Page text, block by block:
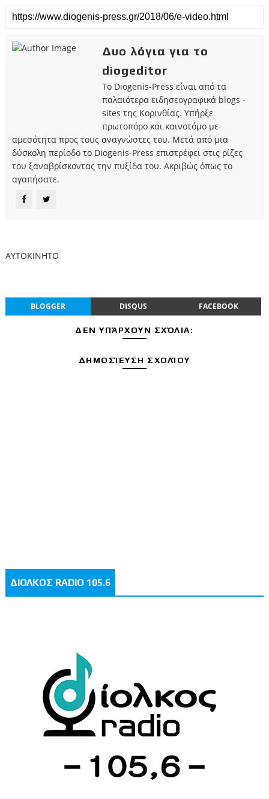
Δυο λόγια για το
diogeditor
Το Diogenis-Press είναι από τα
παλαιότερα ειδησεογραφικά blogs -
sites της Κορινθίας. Υπήρξε
πρωτοπόρο και καινοτόμο με
αμεσότητα προς τους αναγνώστες του. Μετά από μια
δύσκολη περίοδο το Diogenis-Press επιστρέφει στις ρίζες
του ξαναβρίσκοντας την πυξίδα του. Ακριβώς όπως το
αγαπήσατε.
ΑΥΤΟΚΙΝΗΤΟ
BLOGGER DISQUS FACEBOOK
ΔΕΝ ΥΠΆΡΧΟΥΝ ΣΧΌΛΙΑ:
ΔΗΜΟΣΊΕΥΣΗ ΣΧΟΛΊΟΥ
ΔΙΟΛΚΟΣ RADIO 105.6